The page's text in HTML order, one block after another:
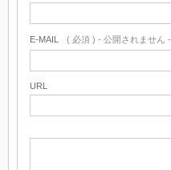
E-MAIL ( 必須 ) - 公開されません -
URL